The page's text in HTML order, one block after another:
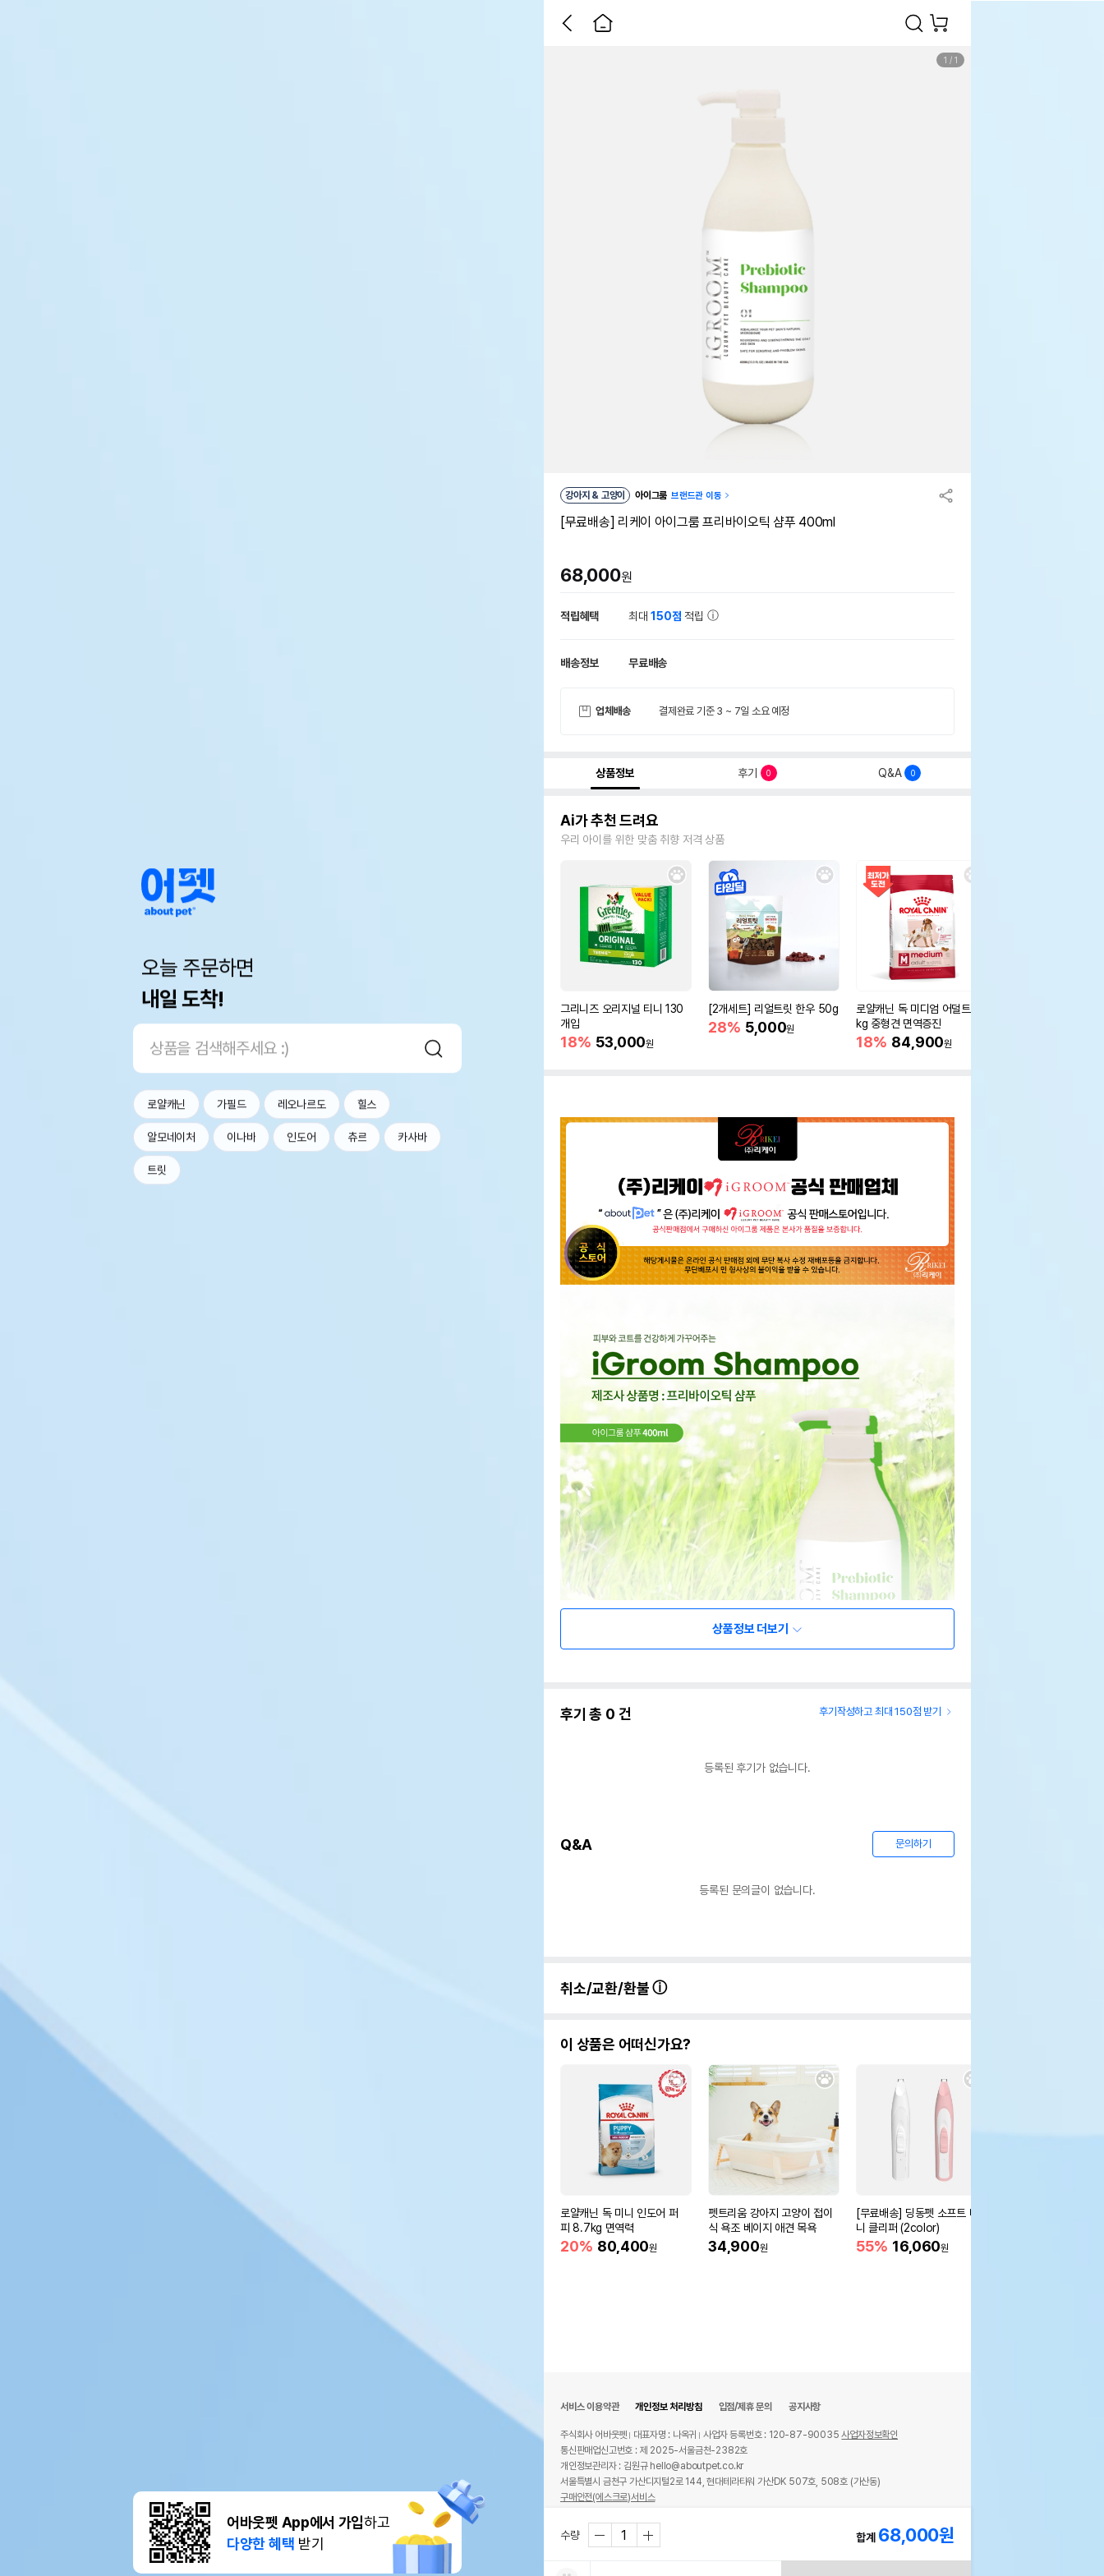
오늘 주문하면
내일 도착!
로얄캐닌 가필드 레오나르도 힐스
알모네이처 이나바 인도어 츄르 카사바
트릿
어바웃펫 App에서 가입하고
다양한 혜택 받기
1 / 1
강아지 & 고양이 아이그룸 브랜드관 이동
[무료배송] 리케이 아이그룸 프리바이오틱 샴푸 400ml
68,000원
적립혜택 최대150점 적립
배송정보 무료배송
업체배송 결제완료 기준 3 ~ 7일 소요 예정
상품정보 후기 0 Q&A 0
Ai가 추천 드려요
우리 아이를 위한 맞춤 취향 저격 상품
그리니즈 오리지널 티니 130
개입
18% 53,000원
[2개세트] 리얼트릿 한우 50g
28% 5,000원
로얄캐닌 독 미디엄 어덜트 10
kg 중형견 면역증진
18% 84,900원
상품정보 더보기
후기 총 0 건 후기작성하고 최대 150점 받기
등록된 후기가 없습니다.
Q&A 문의하기
등록된 문의글이 없습니다.
취소/교환/환불
이 상품은 어떠신가요?
로얄캐닌 독 미니 인도어 퍼
피 8.7kg 면역력
20% 80,400원
펫트리움 강아지 고양이 접이
식 욕조 베이지 애견 목욕
34,900원
[무료배송] 딩동펫 소프트 미
니 클리퍼 (2color)
55% 16,060원
수량 합계 68,000원
서비스 이용약관 개인정보 처리방침 입점/제휴 문의 공지사항
주식회사 어바웃펫 대표자명 : 나옥귀 사업자 등록번호 : 120-87-90035사업자정보확인
통신판매업신고번호 : 제 2025-서울금천-2382호
개인정보관리자 : 김원규 hello@aboutpet.co.kr
서울특별시 금천구 가산디지털2로 144, 현대테라타워 가산DK 507호, 508호 (가산동)
구매안전(에스크로)서비스